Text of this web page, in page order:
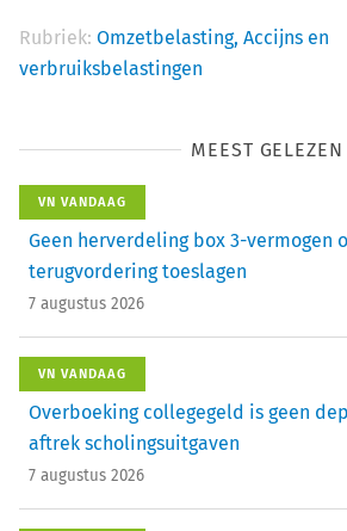
Rubriek: Omzetbelasting, Accijns en
verbruiksbelastingen
MEEST GELEZEN
VN VANDAAG
Geen herverdeling box 3-vermogen
terugvordering toeslagen
7 augustus 2026
VN VANDAAG
Overboeking collegegeld is geen
aftrek scholingsuitgaven
7 augustus 2026